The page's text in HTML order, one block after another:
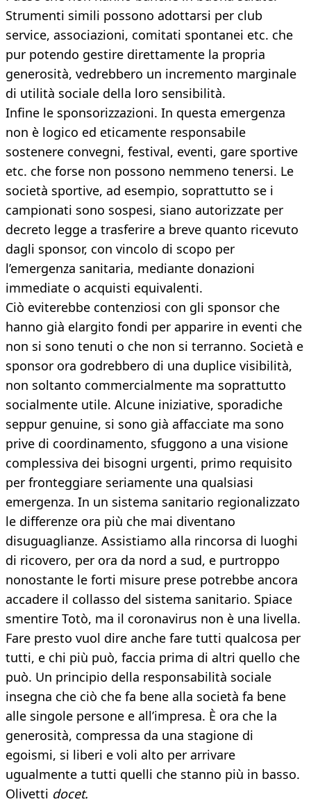
Strumenti simili possono adottarsi per club
service, associazioni, comitati spontanei etc. che
pur potendo gestire direttamente la propria
generosità, vedrebbero un incremento marginale
di utilità sociale della loro sensibilità.
Infine le sponsorizzazioni. In questa emergenza
non è logico ed eticamente responsabile
sostenere convegni, festival, eventi, gare sportive
etc. che forse non possono nemmeno tenersi. Le
società sportive, ad esempio, soprattutto se i
campionati sono sospesi, siano autorizzate per
decreto legge a trasferire a breve quanto ricevuto
dagli sponsor, con vincolo di scopo per
l’emergenza sanitaria, mediante donazioni
immediate o acquisti equivalenti.
Ciò eviterebbe contenziosi con gli sponsor che
hanno già elargito fondi per apparire in eventi che
non si sono tenuti o che non si terranno. Società e
sponsor ora godrebbero di una duplice visibilità,
non soltanto commercialmente ma soprattutto
socialmente utile. Alcune iniziative, sporadiche
seppur genuine, si sono già affacciate ma sono
prive di coordinamento, sfuggono a una visione
complessiva dei bisogni urgenti, primo requisito
per fronteggiare seriamente una qualsiasi
emergenza. In un sistema sanitario regionalizzato
le differenze ora più che mai diventano
disuguaglianze. Assistiamo alla rincorsa di luoghi
di ricovero, per ora da nord a sud, e purtroppo
nonostante le forti misure prese potrebbe ancora
accadere il collasso del sistema sanitario. Spiace
smentire Totò, ma il coronavirus non è una livella.
Fare presto vuol dire anche fare tutti qualcosa per
tutti, e chi più può, faccia prima di altri quello che
può. Un principio della responsabilità sociale
insegna che ciò che fa bene alla società fa bene
alle singole persone e all’impresa. È ora che la
generosità, compressa da una stagione di
egoismi, si liberi e voli alto per arrivare
ugualmente a tutti quelli che stanno più in basso.
Olivetti docet.